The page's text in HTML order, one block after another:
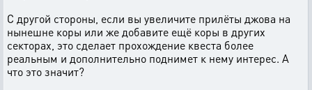
С другой стороны, если вы увеличите прилёты джова на
нынешне коры или же добавите ещё коры в других
секторах, это сделает прохождение квеста более
реальным и дополнительно поднимет к нему интерес. А
что это значит?